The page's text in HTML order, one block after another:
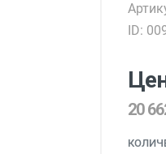
ID:
20